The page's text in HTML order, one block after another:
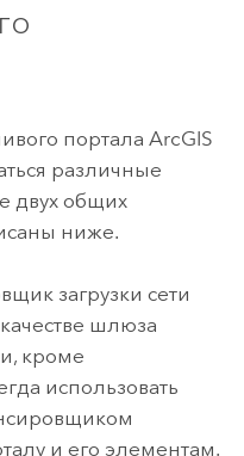
портала ArcGIS
различные
двух общих
ниже.
загрузки сети
шлюза
кроме
использовать
и его элементам.